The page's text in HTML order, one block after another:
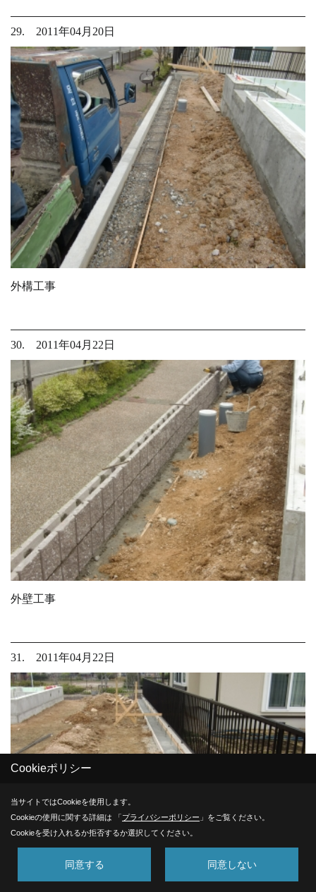
29. 2011年04月20日
外構工事
30. 2011年04月22日
外壁工事
31. 2011年04月22日
Cookieポリシー
当サイトではCookieを使用します。
Cookieの使用に関する詳細は 「プライバシーポリシー 」をご覧ください。
Cookieを受け入れるか拒否するか選択してください。
同意する 同意しない